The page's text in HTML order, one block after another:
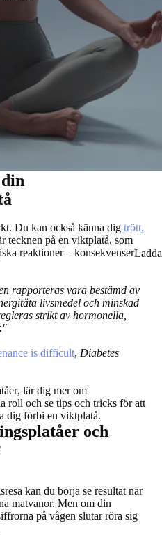
Du kan också känna dig trött,
tecknen på en viktplatå, som
reaktioner – konsekvenser
rapporteras vara bestämd av
livsmedel och minskad
strikt av hormonella,
is difficult, Diabetes
, lär dig mer om
roll och se tips och tricks för att
dig förbi en viktplatå.
och
kan du börja se resultat när
matvanor. Men om din
på vågen slutar röra sig